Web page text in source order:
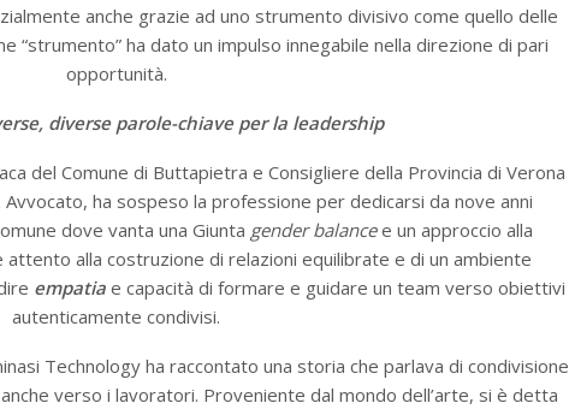
anche grazie ad uno strumento divisivo come quello delle
“strumento” ha dato un impulso innegabile nella direzione di pari
opportunità.
diverse parole-chiave per la leadership
del Comune di Buttapietra e Consigliere della Provincia di Verona
. Avvocato, ha sospeso la professione per dedicarsi da nove anni
dove vanta una Giunta gender balancee un approccio alla
alla costruzione di relazioni equilibrate e di un ambiente
empatiae capacità di formare e guidare un team verso obiettivi
autenticamente condivisi.
Technology ha raccontato una storia che parlava di condivisione
verso i lavoratori. Proveniente dal mondo dell’arte, si è detta